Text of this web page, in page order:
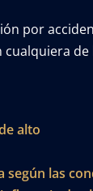
por
alto
según las